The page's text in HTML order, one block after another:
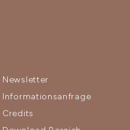
Newsletter
Informationsanfrage
Credits